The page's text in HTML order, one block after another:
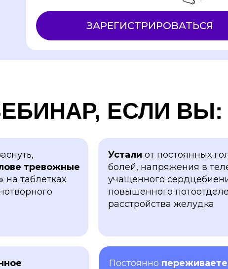
ЗАРЕГИСТРИРОВАТЬСЯ
ЕСЛИ ВЫ:
тревожные
на таблетках
Устали от постоянных
болей, напряжения в
учащенного
повышенного
расстройства желудка
Постоянно переживаете